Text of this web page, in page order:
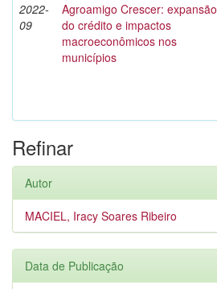
2022-
09
Agroamigo Crescer: expansão
do crédito e impactos
macroeconômicos nos
municípios
Refinar
Autor
MACIEL, Iracy Soares Ribeiro
Data de Publicação